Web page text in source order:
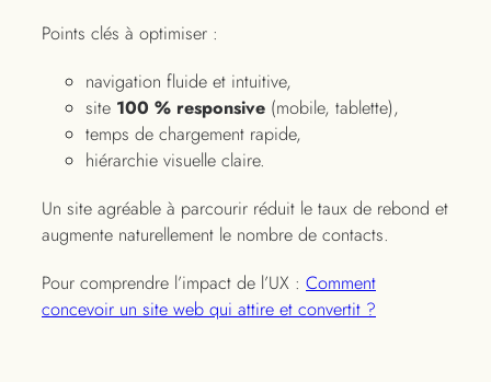
Points clés à optimiser :
navigation fluide et intuitive,
site 100 % responsive (mobile, tablette),
temps de chargement rapide,
hiérarchie visuelle claire.
Un site agréable à parcourir réduit le taux de rebond et
augmente naturellement le nombre de contacts.
Pour comprendre l’impact de l’UX : Comment
concevoir un site web qui attire et convertit ?